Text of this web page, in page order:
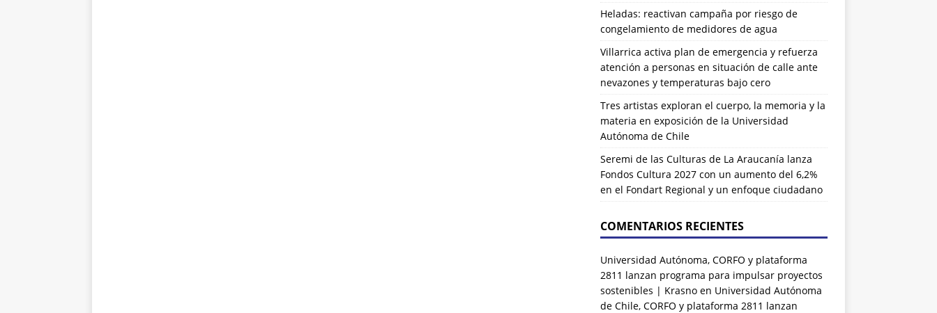
Heladas: reactivan campaña por riesgo de
congelamiento de medidores de agua
Villarrica activa plan de emergencia y refuerza
atención a personas en situación de calle ante
nevazones y temperaturas bajo cero
Tres artistas exploran el cuerpo, la memoria y la
materia en exposición de la Universidad
Autónoma de Chile
Seremi de las Culturas de La Araucanía lanza
Fondos Cultura 2027 con un aumento del 6,2%
en el Fondart Regional y un enfoque ciudadano
COMENTARIOS RECIENTES
Universidad Autónoma, CORFO y plataforma
2811 lanzan programa para impulsar proyectos
sostenibles | Krasnoen Universidad Autónoma
de Chile, CORFO y plataforma 2811 lanzan